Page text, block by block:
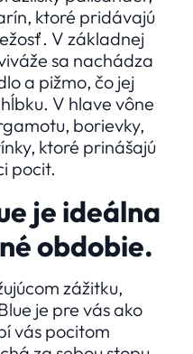
ktoré pridávajú
V základnej
sa nachádza
a pižmo, čo jej
V hlave vône
borievky,
ktoré prinášajú
pocit.
je ideálna
obdobie.
zážitku,
je pre vás ako
vás pocitom